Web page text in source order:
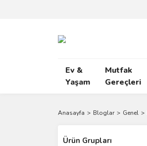
Ev &
Yaşam
Mutfak
Gereçleri
Anasayfa Bloglar Genel
Ürün Grupları